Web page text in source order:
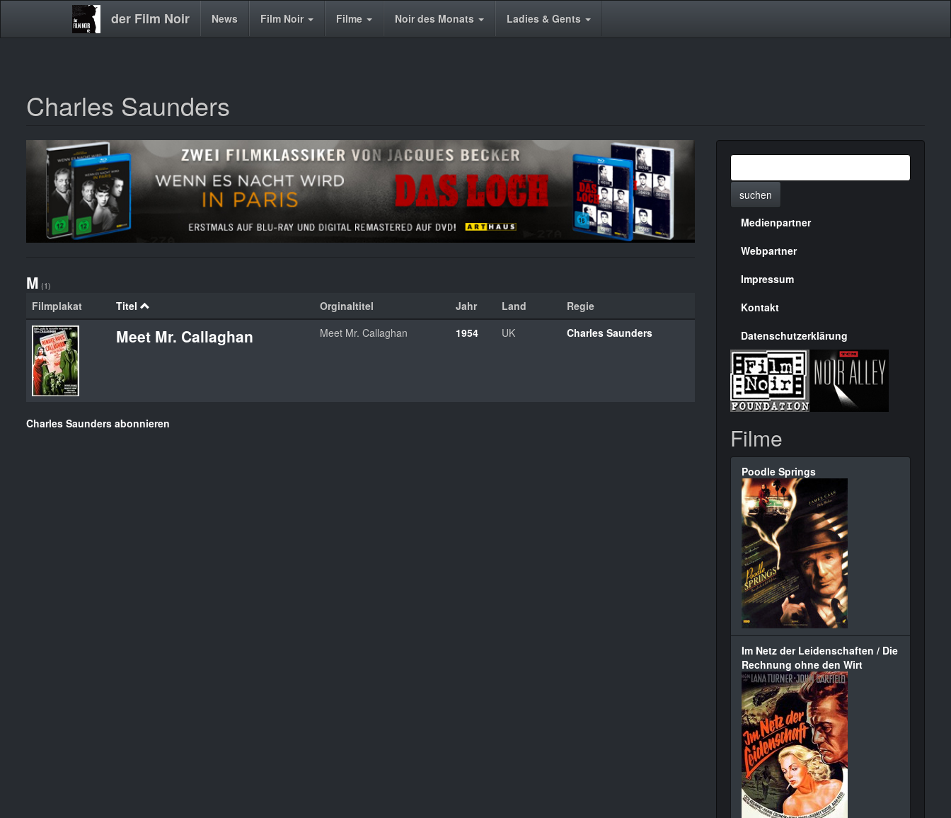
der Film Noir
Main News Film Noir Filme Noir des Monats Ladies & Gents
Charles Saunders
M (1)
Filmplakat Titel Orginaltitel Jahr Land Regie
Meet Mr. Callaghan Meet Mr. Callaghan 1954 UK Charles Saunders
Charles Saunders abonnieren
suchen
Menülinks
rechte
Seite
Medienpartner
Webpartner
Impressum
Kontakt
Datenschutzerklärung
Filme
Poodle Springs
Im Netz der Leidenschaften / Die
Rechnung ohne den Wirt